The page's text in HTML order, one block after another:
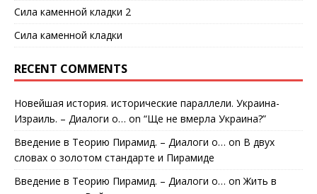
Сила каменной кладки 2
Сила каменной кладки
RECENT COMMENTS
Новейшая история. исторические параллели. Украина-
Израиль. – Диалоги о… on “Ще не вмерла Украина?”
Введение в Теорию Пирамид. – Диалоги о… on В двух
словах о золотом стандарте и Пирамиде
Введение в Теорию Пирамид. – Диалоги о… onЖить в